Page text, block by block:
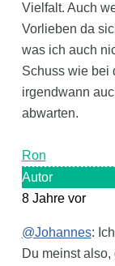
Vielfalt. Auch
Vorlieben da
was ich auch
Schuss wie bei
irgendwann
abwarten.
Ron
Autor
8 Jahre vor
@Johannes:
Du meinst